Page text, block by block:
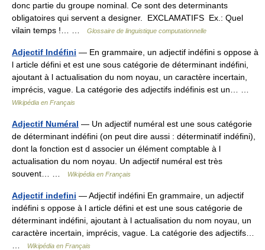
donc partie du groupe nominal. Ce sont des determinants
obligatoires qui servent a designer. EXCLAMATIFS Ex.: Quel
vilain temps !… …
Glossaire de linguistique computationnelle
Adjectif Indéfini — En grammaire, un adjectif indéfini s oppose à
l article défini et est une sous catégorie de déterminant indéfini,
ajoutant à l actualisation du nom noyau, un caractère incertain,
imprécis, vague. La catégorie des adjectifs indéfinis est un… …
Wikipédia en Français
Adjectif Numéral — Un adjectif numéral est une sous catégorie
de déterminant indéfini (on peut dire aussi : déterminatif indéfini),
dont la fonction est d associer un élément comptable à l
actualisation du nom noyau. Un adjectif numéral est très
souvent… …
Wikipédia en Français
Adjectif indefini — Adjectif indéfini En grammaire, un adjectif
indéfini s oppose à l article défini et est une sous catégorie de
déterminant indéfini, ajoutant à l actualisation du nom noyau, un
caractère incertain, imprécis, vague. La catégorie des adjectifs…
Wikipédia en Français